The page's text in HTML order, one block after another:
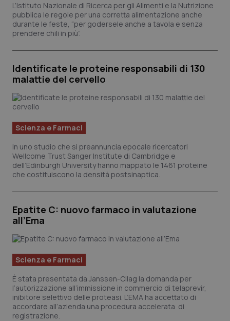
L’Istituto Nazionale di Ricerca per gli Alimenti e la Nutrizione
pubblica le regole per una corretta alimentazione anche
durante le feste, “per godersele anche a tavola e senza
prendere chili in più”.
Identificate le proteine responsabili di 130
malattie del cervello
Scienza e Farmaci
In uno studio che si preannuncia epocale ricercatori
Wellcome Trust Sanger Institute di Cambridge e
dell’Edinburgh University hanno mappato le 1461 proteine
che costituiscono la densità postsinaptica.
Epatite C: nuovo farmaco in valutazione
all’Ema
Scienza e Farmaci
È stata presentata da Janssen-Cilag la domanda per
l’autorizzazione all’immissione in commercio di telaprevir,
inibitore selettivo delle proteasi. L’EMA ha accettato di
accordare all’azienda una procedura accelerata di
registrazione.